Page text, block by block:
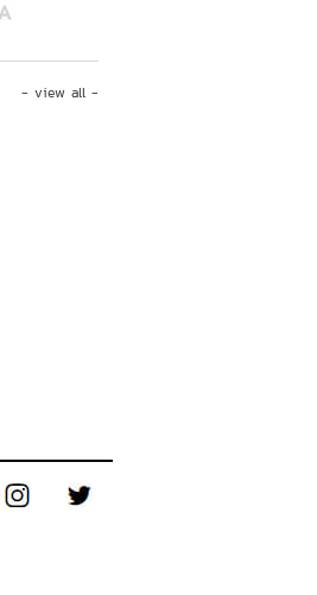
- view all -